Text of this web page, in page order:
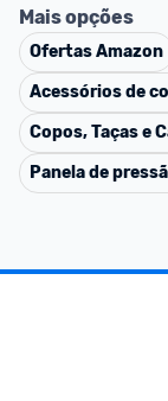
Mais opções
OfertasAmazon
Acessórios de
Copos, Taças e
Panela de